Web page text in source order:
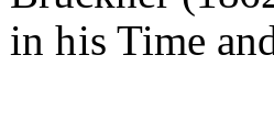
in his Time